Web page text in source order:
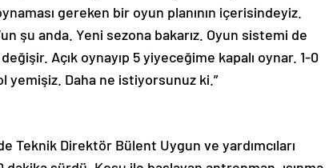
gereken bir oyun planının içerisindeyiz.
şu anda. Yeni sezona bakarız. Oyun sistemi de
Açık oynayıp 5 yiyeceğime kapalı oynar. 1-0
Daha ne istiyorsunuz ki.”
Teknik Direktör Bülent Uygun ve yardımcıları